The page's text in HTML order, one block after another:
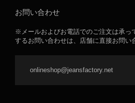
お問い合わせ
※メールおよびお電話でのご注文は承っ
するお問い合わせは、店舗に直接お問い
onlineshop@jeansfactory.net